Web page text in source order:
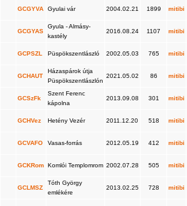
GCGYVA Gyulai vár 2004.02.21 1899 mitibi
GCGYAS
Gyula - Almásy-
kastély
2016.08.24 1107 mitibi
GCPSZL Püspökszentlászló 2002.05.03 765 mitibi
GCHAUT
Házaspárok útja
Püspökszentlászlón
2021.05.02 86 mitibi
GCSzFk
Szent Ferenc
kápolna
2013.09.08 301 mitibi
GCHVez Hetény Vezér 2011.12.20 518 mitibi
GCVAFO Vasas-forrás 2012.05.19 412 mitibi
GCKRom Komlói Templomrom 2002.07.28 505 mitibi
GCLMSZ
Tóth György
emlékére
2013.02.25 728 mitibi